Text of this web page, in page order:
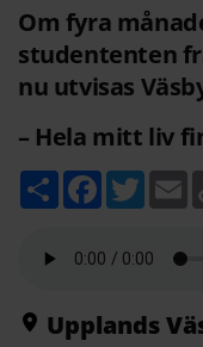
Om fyra
studententen
nu utvisas
– Hela mitt liv
D
e
F
a
b
k
T
w
t
E
Upplands